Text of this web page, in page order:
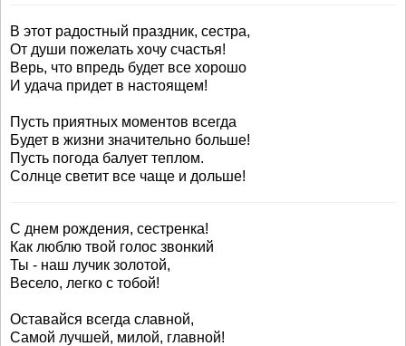
В этот радостный праздник, сестра,
От души пожелать хочу счастья!
Верь, что впредь будет все хорошо
И удача придет в настоящем!
Пусть приятных моментов всегда
Будет в жизни значительно больше!
Пусть погода балует теплом.
Солнце светит все чаще и дольше!
С днем рождения, сестренка!
Как люблю твой голос звонкий
Ты - наш лучик золотой,
Весело, легко с тобой!
Оставайся всегда славной,
Самой лучшей, милой, главной!